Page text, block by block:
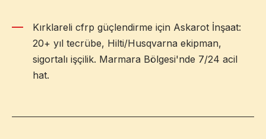
Kırklareli cfrp güçlendirme için Askarot İnşaat:
20+ yıl tecrübe, Hilti/Husqvarna ekipman,
sigortalı işçilik. Marmara Bölgesi'nde 7/24 acil
hat.